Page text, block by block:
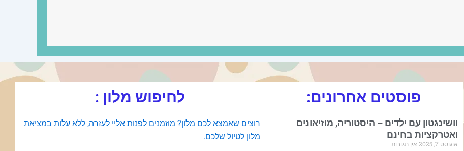
פוסטים אחרונים:
וושינגטון עם ילדים – היסטוריה, מוזיאונים
ואטרקציות בחינם
אוגוסט 7, 2025 אין תגובות
לחיפוש מלון :
רוצים שאמצא לכם מלון? מוזמנים לפנות אליי לעזרה, ללא עלות במציאת
מלון לטיול שלכם.